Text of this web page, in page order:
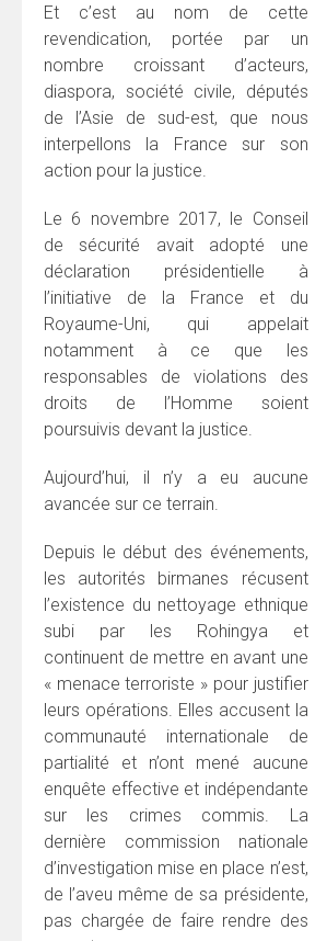
Et c’est au nom de cette
revendication, portée par un
nombre croissant d’acteurs,
diaspora, société civile, députés
de l’Asie de sud-est, que nous
interpellons la France sur son
action pour la justice.
Le 6 novembre 2017, le Conseil
de sécurité avait adopté une
déclaration présidentielle à
l’initiative de la France et du
Royaume-Uni, qui appelait
notamment à ce que les
responsables de violations des
droits de l’Homme soient
poursuivis devant la justice.
Aujourd’hui, il n’y a eu aucune
avancée sur ce terrain.
Depuis le début des événements,
les autorités birmanes récusent
l’existence du nettoyage ethnique
subi par les Rohingya et
continuent de mettre en avant une
« menace terroriste » pour justifier
leurs opérations. Elles accusent la
communauté internationale de
partialité et n’ont mené aucune
enquête effective et indépendante
sur les crimes commis. La
dernière commission nationale
d’investigation mise en place n’est,
de l’aveu même de sa présidente,
pas chargée de faire rendre des